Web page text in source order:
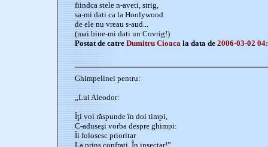
fiindca stele n-aveti, strig,
sa-mi dati ca la Hoolywood
de ele nu vreau s-aud...
(mai bine-mi dati un Covrig!)
Postat de catre Dumitru Cioaca la data de 2006-03-02
Ghimpelinei pentru:
„Lui Aleodor:
Îţi voi răspunde în doi timpi,
C-aduseşi vorba despre ghimpi:
Îi folosesc prioritar
La prins confraţi. În insectar!”